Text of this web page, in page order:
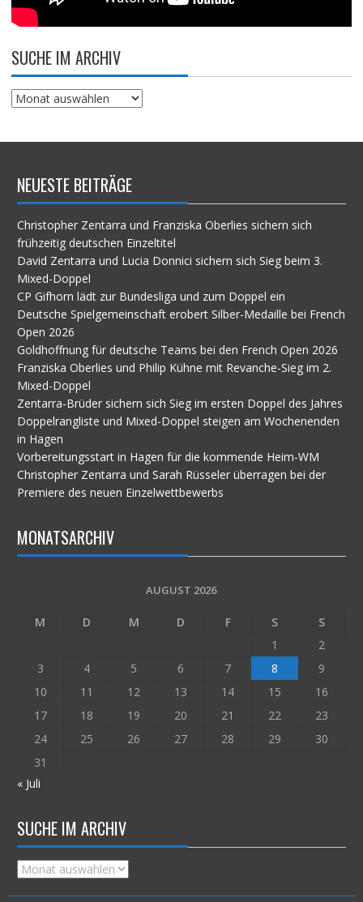
SUCHE IM ARCHIV
Suche
NEUESTE BEITRÄGE
Christopher Zentarra und Franziska Oberlies sichern sich
frühzeitig deutschen Einzeltitel
David Zentarra und Lucia Donnici sichern sich Sieg beim 3.
Mixed-Doppel
CP Gifhorn lädt zur Bundesliga und zum Doppel ein
Deutsche Spielgemeinschaft erobert Silber-Medaille bei French
Open 2026
Goldhoffnung für deutsche Teams bei den French Open 2026
Franziska Oberlies und Philip Kühne mit Revanche-Sieg im 2.
Mixed-Doppel
Zentarra-Brüder sichern sich Sieg im ersten Doppel des Jahres
Doppelrangliste und Mixed-Doppel steigen am Wochenenden
in Hagen
Vorbereitungsstart in Hagen für die kommende Heim-WM
Christopher Zentarra und Sarah Rüsseler überragen bei der
Premiere des neuen Einzelwettbewerbs
MONATSARCHIV
AUGUST 2026
M D M D F S
S
1
2
3
4 5 6 7 8
9
10
11 12 13 14 15
16
17
18 19 20 21 22
23
24
25 26 27 28 29
30
31
« Juli
SUCHE IM ARCHIV
Suche